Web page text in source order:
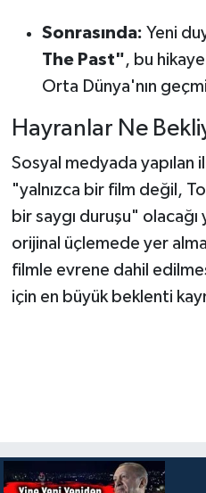
Sonrasında: Yeni
The Past", bu
Orta Dünya'nın
Hayranlar Ne
Sosyal medyada yapılan
"yalnızca bir film değil,
bir saygı duruşu"
orijinal üçlemede yer
filmle evrene dahil
için en büyük beklenti